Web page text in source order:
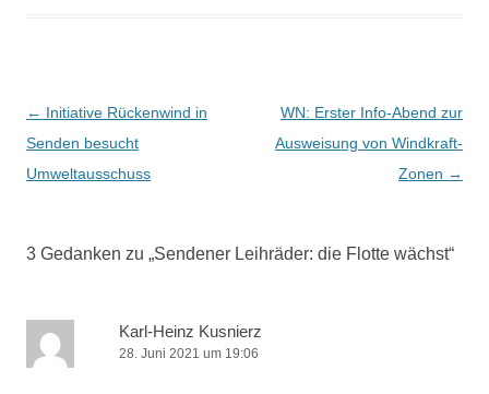
B
e
i
a
← Initiative Rückenwind in
Senden besucht
Umweltausschuss
WN: Erster Info-Abend zur
Ausweisung von Windkraft-
Zonen →
3 Gedanken zu „Sendener Leihräder: die Flotte wächst“
Karl-Heinz Kusnierz
28. Juni 2021 um 19:06